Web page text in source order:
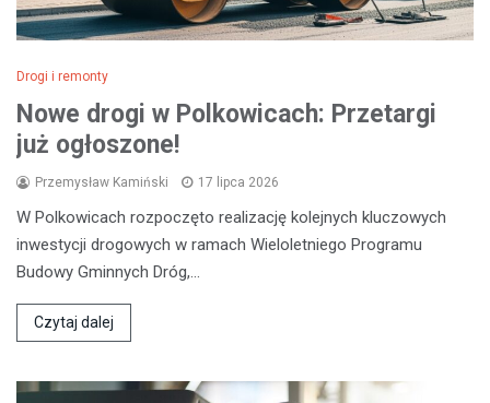
Drogi i remonty
Nowe drogi w Polkowicach: Przetargi
już ogłoszone!
Przemysław Kamiński 17 lipca 2026
W Polkowicach rozpoczęto realizację kolejnych kluczowych
inwestycji drogowych w ramach Wieloletniego Programu
Budowy Gminnych Dróg,…
Czytaj dalej